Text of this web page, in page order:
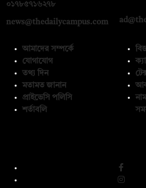
০১৭৮৫৭১৬২৭৮
news@thedailycampus.com
আমাদের সম্পর্কে
যোগাযোগ
তথ্য দিন
মতামত জানান
প্রাইভেসি পলিসি
শর্তাবলি